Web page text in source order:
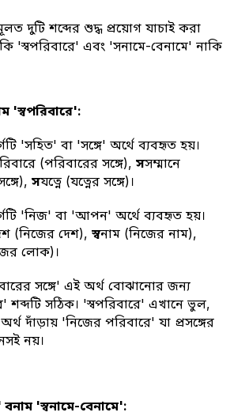
দুটি শব্দের শুদ্ধ প্রয়োগ যাচাই করা
'স্বপরিবারে' এবং 'সনামে-বেনামে' নাকি
'স্বপরিবারে':
'সহিত' বা 'সঙ্গে' অর্থে ব্যবহৃত হয়।
(পরিবারের সঙ্গে), সসম্মানে
সযত্নে (যত্নের সঙ্গে)।
'নিজ' বা 'আপন' অর্থে ব্যবহৃত হয়।
(নিজের দেশ), স্বনাম (নিজের নাম),
লোক)।
সঙ্গে' এই অর্থ বোঝানোর জন্য
শব্দটি সঠিক। 'স্বপরিবারে' এখানে ভুল,
দাঁড়ায় 'নিজের পরিবারে' যা প্রসঙ্গের
নয়।
'স্বনামে-বেনামে':